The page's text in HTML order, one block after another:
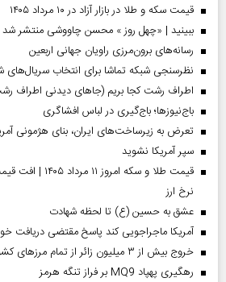
قیمت سکه و طلا در بازار آزاد در ۱۰ مرداد ۱۴۰۵
ببینید | «چهل روز » محسن چاووشی منتشر شد
رسانه‌های برون‌مرزی راویان جهانی اربعین
نظرسنجی شبکه تماشا برای انتخاب
اطراف رشت کجا بریم (جاهای دیدنی اطراف
باج‌نیوزها؛ باج‌گیری در لباس افشاگری
تعرض به زیرساخت‌های ایران، بنای هژمونی
سپر آمریکا نشوید
قیمت طلا و سکه
نرخ ارز
عشق به حسین (ع) تا لحظه شهادت
آمریکا ماجراجویی کند پاسخ مقتضی دریافت
خروج بیش از ۳ میلیون زائر از تمام مرز‌های کشور
رهگیری پهپاد MQ9 بر فراز تنگه هرمز